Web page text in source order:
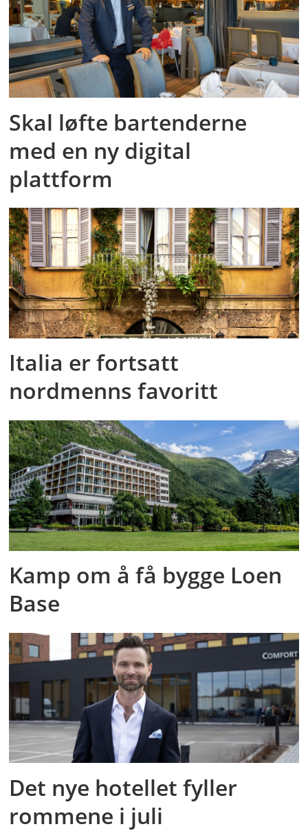
Skal løfte bartenderne
med en ny digital
plattform
Italia er fortsatt
nordmenns favoritt
Kamp om å få bygge Loen
Base
Det nye hotellet fyller
rommene i juli